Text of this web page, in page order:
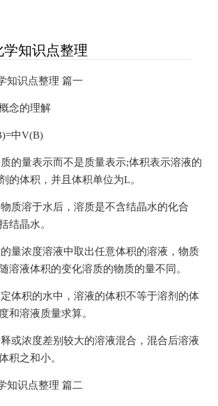
知识点整理
知识点整理 篇一
念的理解
中V(B)
量表示而不是质量表示;体积表示溶液的
的体积，并且体积单位为L。
溶于水后，溶质是不含结晶水的化合
结晶水。
浓度溶液中取出任意体积的溶液，物质
溶液体积的变化溶质的物质的量不同。
积的水中，溶液的体积不等于溶剂的体
和溶液质量求算。
浓度差别较大的溶液混合，混合后溶液
积之和小。
知识点整理 篇二